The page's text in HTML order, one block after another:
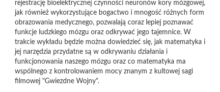
rejestrację bioelektrycznej czynności neuronów kory mózgowej,
jak również wykorzystujące bogactwo i mnogość różnych form
obrazowania medycznego, pozwalają coraz lepiej poznawać
funkcje ludzkiego mózgu oraz odkrywać jego tajemnice. W
trakcie wykładu będzie można dowiedzieć się, jak matematyka i
jej narzędzia przydatne są w odkrywaniu działania i
funkcjonowania naszego mózgu oraz co matematyka ma
wspólnego z kontrolowaniem mocy znanym z kultowej sagi
filmowej "Gwiezdne Wojny".